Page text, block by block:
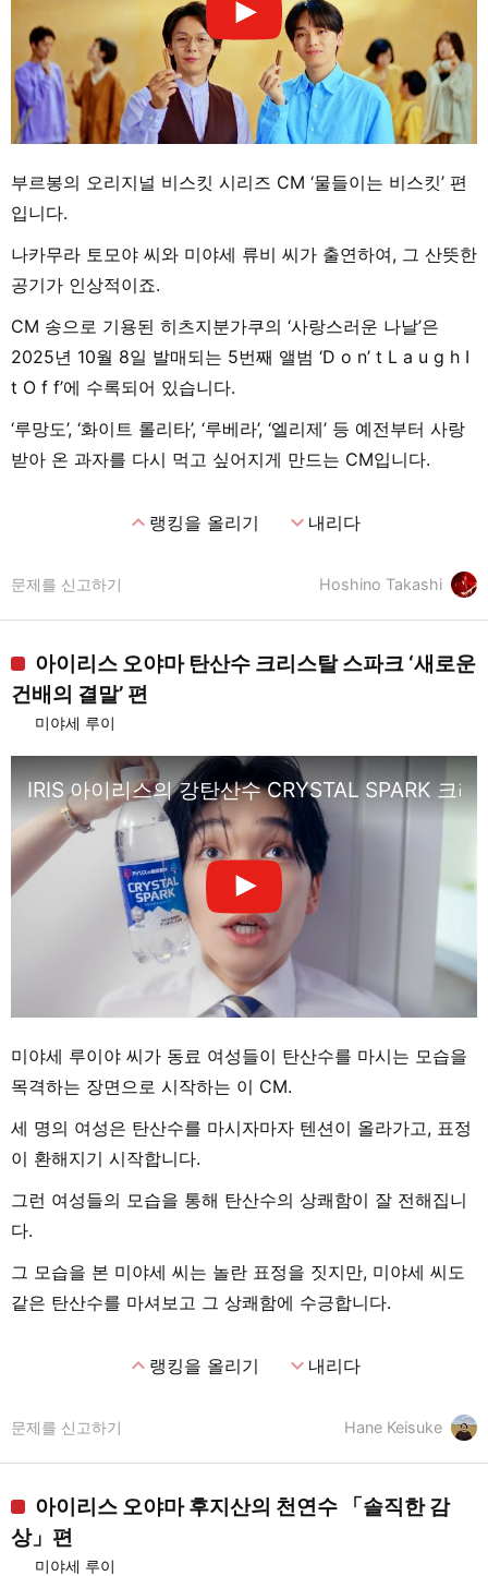
부르봉의 오리지널 비스킷 시리즈 CM ‘물들이는 비스킷’ 편
입니다.
나카무라 토모야 씨와 미야세 류비 씨가 출연하여, 그 산뜻한
공기가 인상적이죠.
CM 송으로 기용된 히츠지분가쿠의 ‘사랑스러운 나날’은
2025년 10월 8일 발매되는 5번째 앨범 ‘D o n’ t L a u g h I
t O f f’에 수록되어 있습니다.
‘루망도’, ‘화이트 롤리타’, ‘루베라’, ‘엘리제’ 등 예전부터 사랑
받아 온 과자를 다시 먹고 싶어지게 만드는 CM입니다.
expand_less랭킹을 올리기 expand_more내리다
Hoshino Takashi
문제를 신고하기
아이리스 오야마 탄산수 크리스탈 스파크 ‘새로운
건배의 결말’ 편
미야세 루이
IRIS 아이리스의 강탄산수 CRYSTAL SPARK 크
미야세 루이야 씨가 동료 여성들이 탄산수를 마시는 모습을
목격하는 장면으로 시작하는 이 CM.
세 명의 여성은 탄산수를 마시자마자 텐션이 올라가고, 표정
이 환해지기 시작합니다.
그런 여성들의 모습을 통해 탄산수의 상쾌함이 잘 전해집니
다.
그 모습을 본 미야세 씨는 놀란 표정을 짓지만, 미야세 씨도
같은 탄산수를 마셔보고 그 상쾌함에 수긍합니다.
expand_less랭킹을 올리기 expand_more내리다
Hane Keisuke
문제를 신고하기
아이리스 오야마 후지산의 천연수 「솔직한 감
상」편
미야세 루이